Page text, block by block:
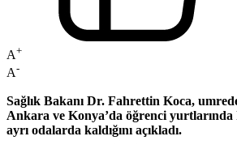
A+
A-
Sağlık Bakanı Dr. Fahrettin Koca,
Ankara ve Konya’da öğrenci yurtlarında
ayrı odalarda kaldığını açıkladı.